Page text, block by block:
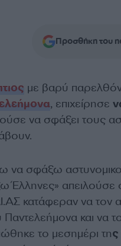
Προσθήκη του
με βαρύ
, επιχείρησε
να σφάξει τους
να σφάξω
Έλληνες» απειλούσε
κατάφεραν να τον
Παντελεήμονα και να
το μεσημέρι τη